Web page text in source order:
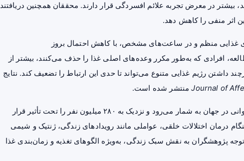
بیشتر در معرض تجربه علائم افسردگی قرار دارند. محققان همچنین دریافتند
اثر منفی را کاهش دهد.
غذایی منظم و در ساعت‌های مشخص، با کاهش احتمال بروز
افرادی که به‌طور مکرر وعده‌های اصلی غذا را حذف می‌کنند، بیشتر از
داشتن رژیم غذایی متنوع می‌تواند تا حدی این ارتباط را تضعیف کند. نتایج
Journal ofمنتشر شده است.
افسردگی همچنان یکی از مهم‌ترین عوامل ناتوانی در جهان به شمار می‌رود و نزدیک به ۲۸۰ میلیون نفر را تحت تأثیر قرار
درمان اختلالات خلقی، عواملی مانند رویدادهای زندگی، ژنتیک و شیمی
پژوهشگران به نقش سبک زندگی، به‌ویژه الگوهای تغذیه و زمان‌بندی غذا